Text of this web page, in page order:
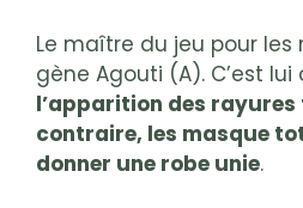
Le maître du jeu pour les
gène Agouti (A). C’est lui
l’apparition des
contraire, les masque
donner une robe unie.